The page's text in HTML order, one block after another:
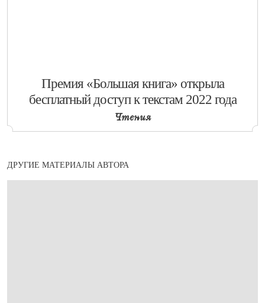
​Премия «Большая книга» открыла
бесплатный доступ к текстам 2022 года
Чтения
ДРУГИЕ МАТЕРИАЛЫ АВТОРА